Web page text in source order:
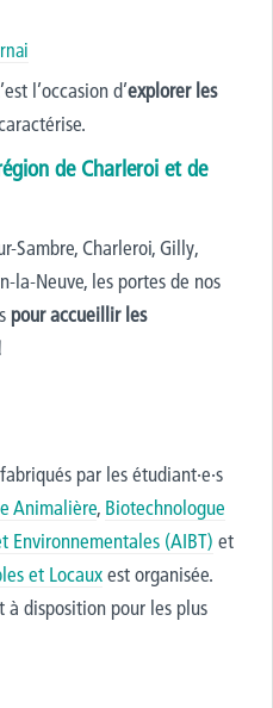
l’occasiond’explorer les
de Charleroi et de
Sambre, Charleroi, Gilly,
la-Neuve, les portes de nos
pour accueillir les
par les étudiant·e·s
Animalière, Biotechnologue
Environnementales (AIBT) et
et Locauxest organisée.
à dispositionpour les plus